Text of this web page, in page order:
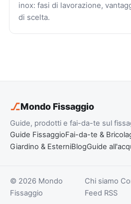
inox: fasi di lavorazione,
di scelta.
⎇Mondo Fissaggio
Guide, prodotti e fai-da-te sul
Guide FissaggioFai-da-te &
Giardino & EsterniBlogGuide
© 2026 Mondo
Fissaggio
Chi siamo
Feed RSS